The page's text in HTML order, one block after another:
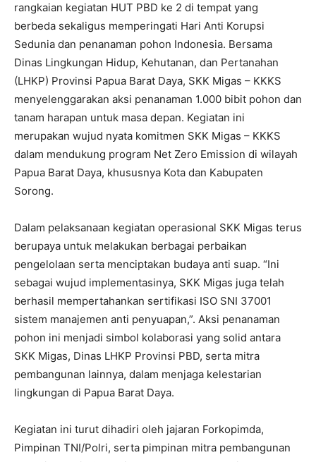
rangkaian kegiatan HUT PBD ke 2 di tempat yang
berbeda sekaligus memperingati Hari Anti Korupsi
Sedunia dan penanaman pohon Indonesia. Bersama
Dinas Lingkungan Hidup, Kehutanan, dan Pertanahan
(LHKP) Provinsi Papua Barat Daya, SKK Migas – KKKS
menyelenggarakan aksi penanaman 1.000 bibit pohon dan
tanam harapan untuk masa depan. Kegiatan ini
merupakan wujud nyata komitmen SKK Migas – KKKS
dalam mendukung program Net Zero Emission di wilayah
Papua Barat Daya, khususnya Kota dan Kabupaten
Sorong.
Dalam pelaksanaan kegiatan operasional SKK Migas terus
berupaya untuk melakukan berbagai perbaikan
pengelolaan serta menciptakan budaya anti suap. “Ini
sebagai wujud implementasinya, SKK Migas juga telah
berhasil mempertahankan sertifikasi ISO SNI 37001
sistem manajemen anti penyuapan,”. Aksi penanaman
pohon ini menjadi simbol kolaborasi yang solid antara
SKK Migas, Dinas LHKP Provinsi PBD, serta mitra
pembangunan lainnya, dalam menjaga kelestarian
lingkungan di Papua Barat Daya.
Kegiatan ini turut dihadiri oleh jajaran Forkopimda,
Pimpinan TNI/Polri, serta pimpinan mitra pembangunan